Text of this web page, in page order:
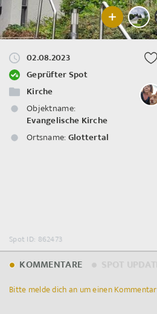
02.08.2023
Geprüfter Spot
Kirche
Objektname:
Evangelische Kirche
Ortsname: Glottertal
Spot ID: 862473
KOMMENTARE
Bitte melde dich an um einen